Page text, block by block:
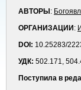
АВТОРЫ :
ОРГАНИЗАЦИИ :
DOI: 10.25283/
УДК: 502.171,
Поступила в